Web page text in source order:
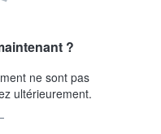
?
ne sont pas
ultérieurement.